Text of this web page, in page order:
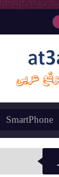
SmartPhone